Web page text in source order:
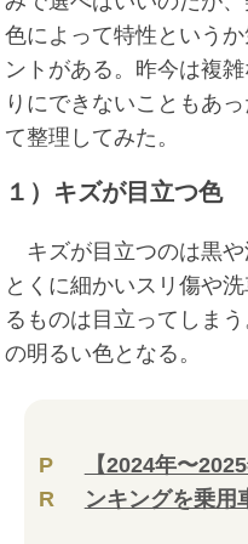
色によって特性という
ントがある。昨今は複
りにできないこともあ
て整理してみた。
１）キズが目立つ色
キズが目立つのは黒や
とくに細かいスリ傷や
るものは目立ってしま
の明るい色となる。
P
R
【2024年〜
ンキングを乗用